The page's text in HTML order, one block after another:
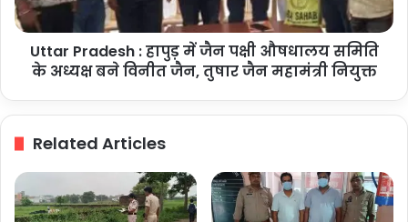
औषधालय
समिति
अध्यक्ष
महामंत्री
नियुक्त
Uttar Pradesh : हापुड़ में जैन पक्षी औषधालय समिति
के अध्यक्ष बने विनीत जैन, तुषार जैन महामंत्री नियुक्त
Related Articles